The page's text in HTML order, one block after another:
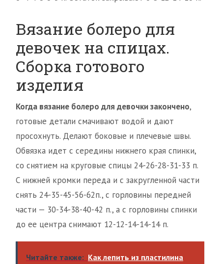
Вязание болеро для
девочек на спицах.
Сборка готового
изделия
Когда вязание болеро для девочки закончено,
готовые детали смачивают водой и дают
просохнуть. Делают боковые и плечевые швы.
Обвязка идет с середины нижнего края спинки,
со снятием на круговые спицы 24-26-28-31-33 п.
С нижней кромки переда и с закругленной части
снять 24-35-45-56-62п., с горловины передней
части — 30-34-38-40-42 п., а с горловины спинки
до ее центра снимают 12-12-14-14-14 п.
Читайте также: Как лепить из пластилина